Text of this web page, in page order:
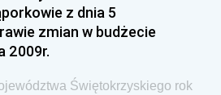
Gospodarki Morskiej i
Ministra Energii
z dnia 5
zmian w budżecie
2009r.
Świętokrzyskiego rok